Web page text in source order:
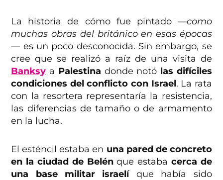
La historia de cómo fue pintado —como
muchas obras del británico en esas épocas
— es un poco desconocida. Sin embargo, se
cree que se realizó a raíz de una visita de
Banksy a Palestina donde notó las difíciles
condiciones del conflicto con Israel. La rata
con la resortera representaría la resistencia,
las diferencias de tamaño o de armamento
en la lucha.
El esténcil estaba en una pared de concreto
en la ciudad de Belénque estaba cerca de
una base militar israelíque había sido